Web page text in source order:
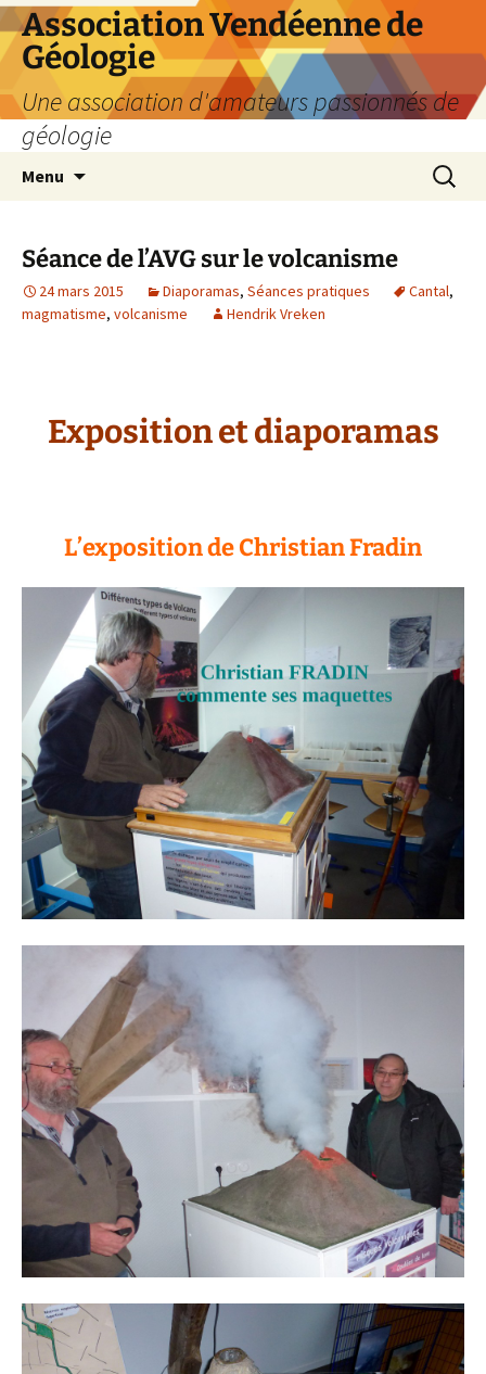
Aller
au
contenu
Association Vendéenne de
Géologie
Une association d'amateurs passionnés de
géologie
Menu
Séance de l’AVG sur le volcanisme
24 mars 2015 Diaporamas, Séances pratiques Cantal,
magmatisme, volcanisme Hendrik Vreken
Exposition et diaporamas
L’exposition de Christian Fradin